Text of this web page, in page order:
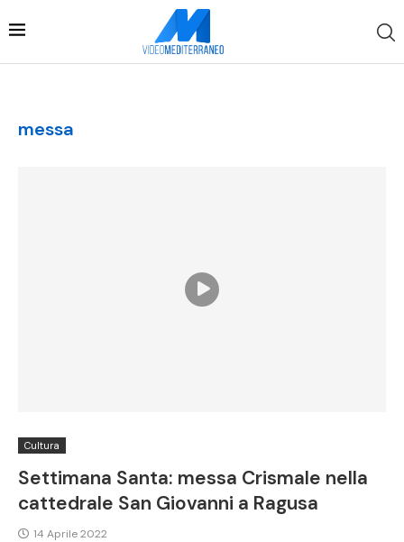
messa
Cultura
Settimana Santa: messa Crismale nella
cattedrale San Giovanni a Ragusa
14 Aprile 2022